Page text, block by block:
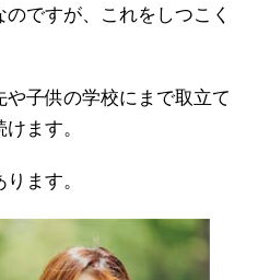
ですが、これをしつこく
子供の学校にまで取立て
ます。
ます。